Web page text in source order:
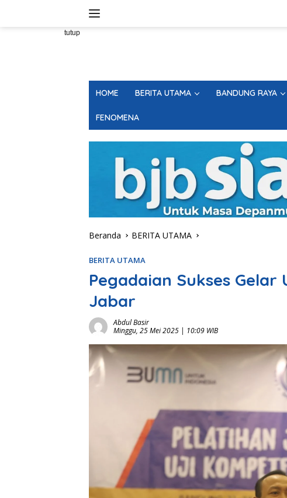
tutup
HOME BERITA UTAMA BANDUNG RAYA
FENOMENA
Beranda BERITA UTAMA
BERITA UTAMA
Pegadaian Sukses
Jabar
Abdul Basir
Minggu, 25 Mei 2025 | 10:09 WIB